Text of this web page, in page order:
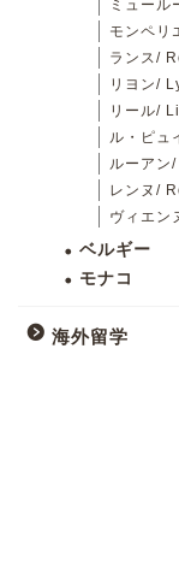
ミュー
モンペ
ランス/
リヨン/
リール/
ル・ピュ
ルーアン
レンヌ/
ヴィエン
ベルギー
モナコ
海外留学